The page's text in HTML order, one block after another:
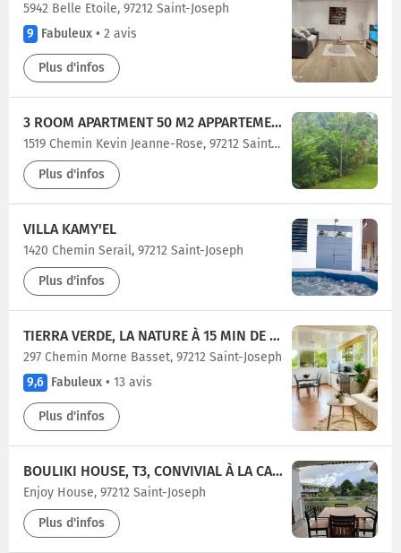
5942 Belle Etoile, 97212 Saint-Joseph
9 Fabuleux • 2 avis
Plus d'infos
3 ROOM APARTMENT 50 M2 APPARTEMENT 3 PIÈCES 50 M2
1519 Chemin Kevin Jeanne-Rose, 97212 Saint-Joseph
Plus d'infos
VILLA KAMY'EL
1420 Chemin Serail, 97212 Saint-Joseph
Plus d'infos
TIERRA VERDE, LA NATURE À 15 MIN DE FORT-DE-FRANCE
297 Chemin Morne Basset, 97212 Saint-Joseph
9,6 Fabuleux • 13 avis
Plus d'infos
BOULIKI HOUSE, T3, CONVIVIAL À LA CAMPAGNE
Enjoy House, 97212 Saint-Joseph
Plus d'infos